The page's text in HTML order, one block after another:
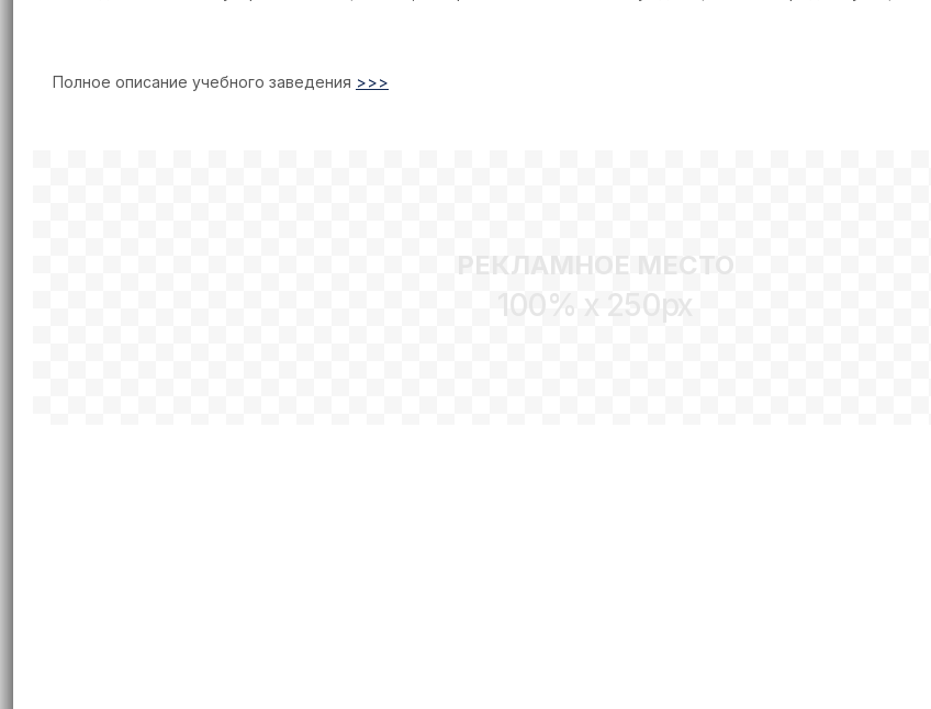
Полное описание учебного заведения >>>
РЕКЛАМНОЕ МЕСТО
100% x 250px